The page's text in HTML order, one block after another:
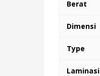
Berat
Dimensi
Type
Laminasi